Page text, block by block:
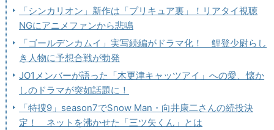
「シンカリオン」新作は「プリキュア裏」！リアタイ視聴
NGにアニメファンから悲鳴
「ゴールデンカムイ」実写続編がドラマ化！ 鯉登少尉らし
き人物に予想合戦が勃発
JO1メンバーが語った「木更津キャッツアイ」への愛、懐か
しのドラマが突如話題に！
「特捜9」season7でSnow Man・向井康二さんの続投決
定！ ネットを沸かせた「三ツ矢くん」とは